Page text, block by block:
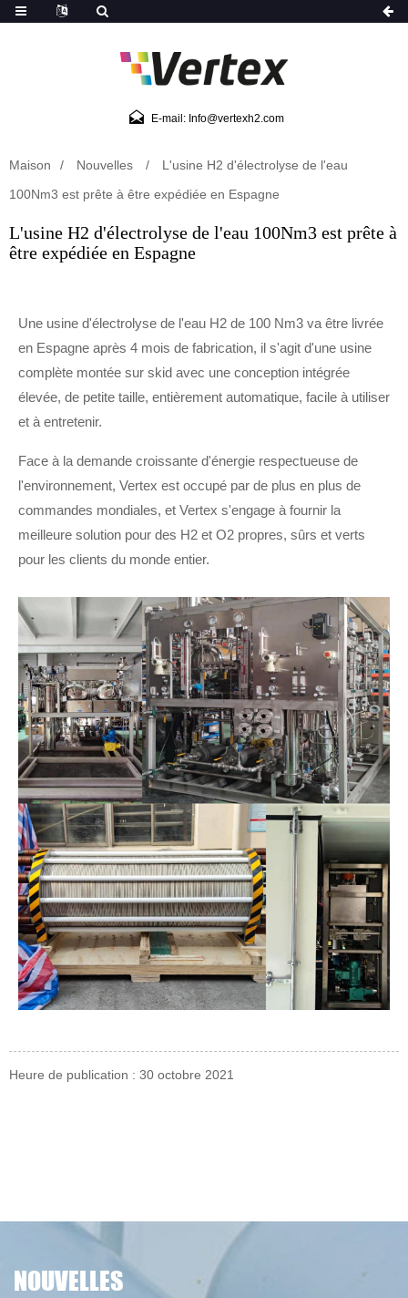
E-mail: Info@vertexh2.com
Maison Nouvelles
L'usine H2 d'électrolyse de l'eau
100Nm3 est prête à être expédiée en Espagne
L'usine H2 d'électrolyse de l'eau 100Nm3 est prête à
être expédiée en Espagne
Une usine d'électrolyse de l'eau H2 de 100 Nm3 va être livrée
en Espagne après 4 mois de fabrication, il s'agit d'une usine
complète montée sur skid avec une conception intégrée
élevée, de petite taille, entièrement automatique, facile à utiliser
et à entretenir.
Face à la demande croissante d'énergie respectueuse de
l'environnement, Vertex est occupé par de plus en plus de
commandes mondiales, et Vertex s'engage à fournir la
meilleure solution pour des H2 et O2 propres, sûrs et verts
pour les clients du monde entier.
Heure de publication : 30 octobre 2021
NOUVELLES